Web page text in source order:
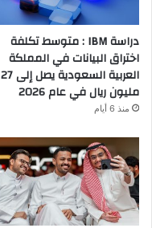
دراسة IBM : متوسط تكلفة
اختراق البيانات في المملكة
العربية السعودية يصل إلى 27
مليون ريال في عام 2026
منذ 6 أيام